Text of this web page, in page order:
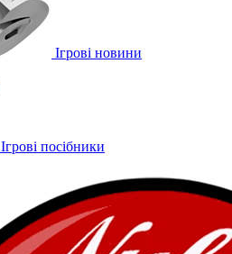
Ігрові новини
Ігрові посібники